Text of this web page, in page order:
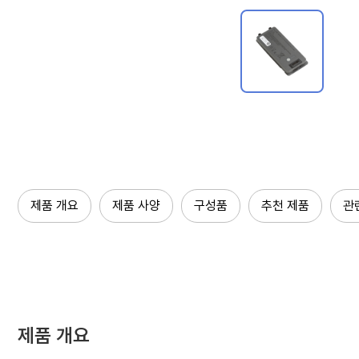
제품 개요 제품 사양 구성품 추천 제품 관
제품 개요